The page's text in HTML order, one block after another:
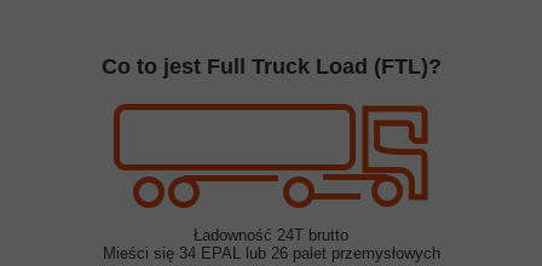
Ładowność 24T brutto
Mieści się 34 EPAL lub 26 palet przemysłowych
Co to jest Full Truck Load (FTL)?